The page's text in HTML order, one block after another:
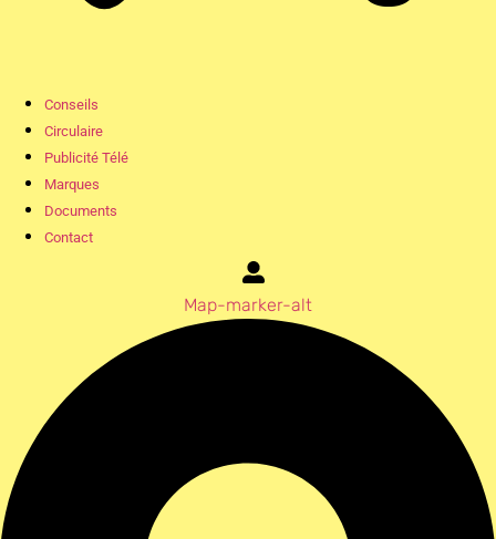
Conseils
Circulaire
Publicité Télé
Marques
Documents
Contact
Map-marker-alt